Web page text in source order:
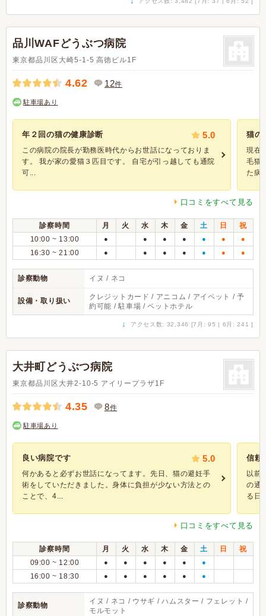
品川WAFどうぶつ病院
東京都品川区大崎5-1-5 高徳ビル1F
4.62 12件
駐車場あり
年２回の猫の健康診断 5.0
この病院の院長が勤務医時代からお世話になっておりま
す。 我が家の愛猫３匹目です。 自宅が引っ越しても通院
可...
猫の
現在
毛猫
た病
口コミをすべて見る
診察時間 月 火 水 木 金 土 日
祝
10:00 ~ 13:00
● ● ● ● ● ● ●
16:30 ~ 21:00 ● ● ● ● ● ● ●
診察動物 イヌ / ネコ
設備・取り扱い
クレジットカード / アニコム / アイペット / 予
約可能 / 駐車場 / ペットホテル
↓ アクセス数: 32,346 [7月: 95 | 6月: 241 ]
大井町どうぶつ病院
東京都品川区大井2-10-5 アイリープラザ1F
4.35 8件
駐車場あり
良い病院です 5.0
何かあると必ずお世話になってます。先日、猫の避妊手
術をしていただきました。身体に負担が少ない方法との
ことで、4...
信頼
以前
の通
る日
口コミをすべて見る
診察時間 月 火 水 木 金 土 日
祝
09:00 ~ 12:00
● ● ● ● ● ●
16:00 ~ 18:30 ● ● ● ● ● ●
診察動物
イヌ / ネコ / ウサギ / ハムスター / フェレット /
モルモット